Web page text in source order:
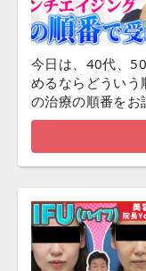
今日は、40代、
めるならどういう
の治療の順番を